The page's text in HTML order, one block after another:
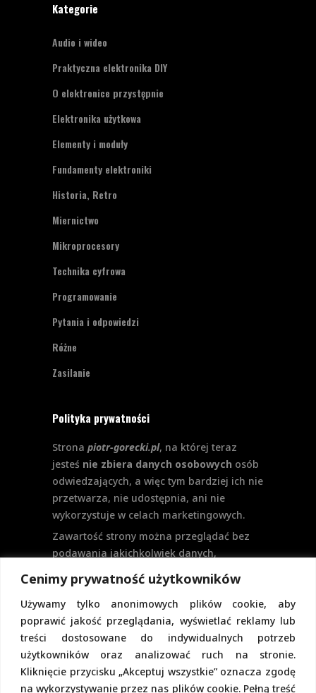
Cenimy prywatność użytkowników
Używamy tylko anonimowych plików cookie, aby
poprawić jakość przeglądania, wyświetlać reklamy lub
treści dostosowane do indywidualnych potrzeb
użytkowników oraz analizować ruch na stronie.
Kliknięcie przycisku „Akceptuj wszystkie” oznacza zgodę
na wykorzystywanie przez nas plików cookie. Pełną treść
Kategorie
Audio i wideo
Praktyczna elektronika DIY
O elektronice przystępnie
Elektronika użytkowa
Elementy i moduły
Fundamenty elektroniki
Historia, Retro
Miernictwo
Mikroprocesory
Technika cyfrowa
Programowanie
Pytania i odpowiedzi
Różne
Zasilanie
Polityka prywatności
Strona piotr-gorecki.pl, na której teraz
jesteś nie zbiera danych osobowych osób
odwiedzających, a więc tym bardziej ich nie
przetwarza, nie udostępnia, ani nie
wykorzystuje w celach marketingowych.
Zawartość strony można przeglądać bez
podawania jakichkolwiek danych,
logowanie. Aktualnie na stronie nie
przewiduje się formularzy kontaktowych
ani systemu komentarzy, co wiązałoby się
z udostępnianiem i przetwarzaniem
danych osobowych.
Pełną politykę prywatności znajdziecie